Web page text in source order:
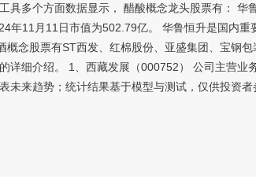
多个方面数据显示， 醋酸概念龙头股票有： 华
年11月11日市值为502.79亿。 华鲁恒升是国内重
股票有ST西发、红棉股份、亚盛集团、宝钢包
详细介绍。 1、西藏发展（000752） 公司主营业
来趋势；统计结果基于模型与测试，仅供投资者